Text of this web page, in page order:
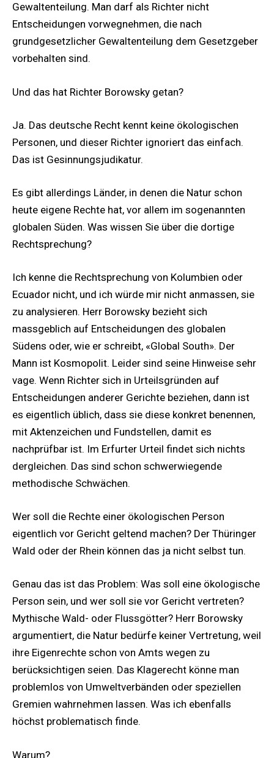
Gewaltenteilung. Man darf als Richter nicht
Entscheidungen vorwegnehmen, die nach
grundgesetzlicher Gewaltenteilung dem Gesetzgeber
vorbehalten sind.
Und das hat Richter Borowsky getan?
Ja. Das deutsche Recht kennt keine ökologischen
Personen, und dieser Richter ignoriert das einfach.
Das ist Gesinnungsjudikatur.
Es gibt allerdings Länder, in denen die Natur schon
heute eigene Rechte hat, vor allem im sogenannten
globalen Süden. Was wissen Sie über die dortige
Rechtsprechung?
Ich kenne die Rechtsprechung von Kolumbien oder
Ecuador nicht, und ich würde mir nicht anmassen, sie
zu analysieren. Herr Borowsky bezieht sich
massgeblich auf Entscheidungen des globalen
Südens oder, wie er schreibt, «Global South». Der
Mann ist Kosmopolit. Leider sind seine Hinweise sehr
vage. Wenn Richter sich in Urteilsgründen auf
Entscheidungen anderer Gerichte beziehen, dann ist
es eigentlich üblich, dass sie diese konkret benennen,
mit Aktenzeichen und Fundstellen, damit es
nachprüfbar ist. Im Erfurter Urteil findet sich nichts
dergleichen. Das sind schon schwerwiegende
methodische Schwächen.
Wer soll die Rechte einer ökologischen Person
eigentlich vor Gericht geltend machen? Der Thüringer
Wald oder der Rhein können das ja nicht selbst tun.
Genau das ist das Problem: Was soll eine ökologische
Person sein, und wer soll sie vor Gericht vertreten?
Mythische Wald- oder Flussgötter? Herr Borowsky
argumentiert, die Natur bedürfe keiner Vertretung, weil
ihre Eigenrechte schon von Amts wegen zu
berücksichtigen seien. Das Klagerecht könne man
problemlos von Umweltverbänden oder speziellen
Gremien wahrnehmen lassen. Was ich ebenfalls
höchst problematisch finde.
Warum?